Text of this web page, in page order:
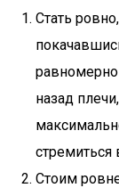
Стать
назад
стремиться
Стоим